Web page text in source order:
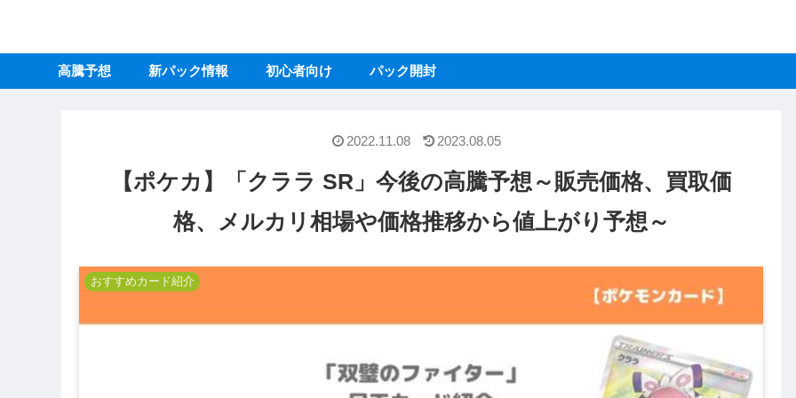
高騰予想 新パック情報 初心者向け パック開封
【ポケカ】「クララ SR」今後の高騰予想～販売価格、買取価
格、メルカリ相場や価格推移から値上がり予想～
おすすめカード紹介
2022.11.08 2023.08.05